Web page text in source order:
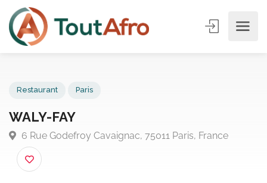
WALY-FAY
6 Rue Godefroy Cavaignac, 75011 Paris, France